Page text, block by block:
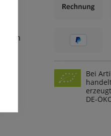
Bei
DE-